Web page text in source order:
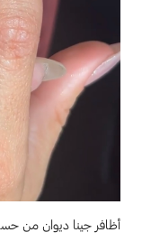
أظافر جينا ديوان من